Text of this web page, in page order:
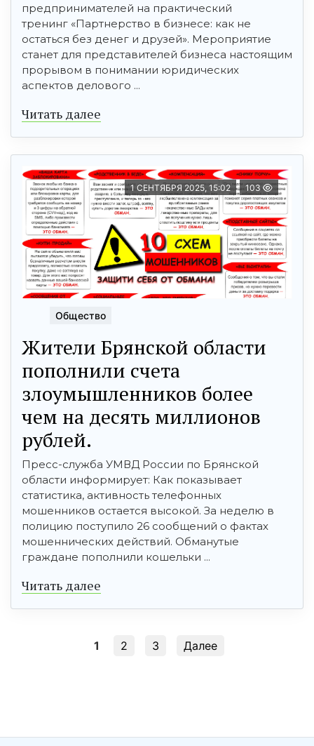
предпринимателей на практический
тренинг «Партнерство в бизнесе: как не
остаться без денег и друзей». Мероприятие
станет для представителей бизнеса настоящим
прорывом в понимании юридических
аспектов делового ...
Читать далее
1 СЕНТЯБРЯ 2025, 15:02 103
Общество
Жители Брянской области
пополнили счета
злоумышленников более
чем на десять миллионов
рублей.
Пресс-служба УМВД России по Брянской
области информирует: Как показывает
статистика, активность телефонных
мошенников остается высокой. За неделю в
полицию поступило 26 сообщений о фактах
мошеннических действий. Обманутые
граждане пополнили кошельки ...
Читать далее
1 2 3 Далее